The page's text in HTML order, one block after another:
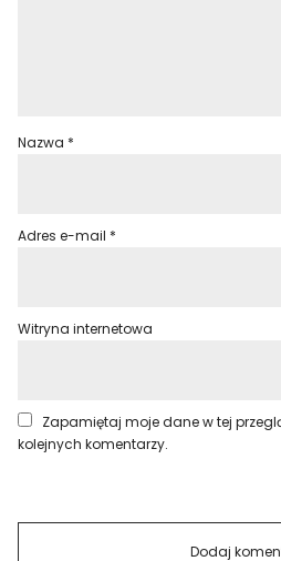
Nazwa *
Adres e-mail *
Witryna internetowa
Zapamiętaj moje dane w tej
kolejnych komentarzy.